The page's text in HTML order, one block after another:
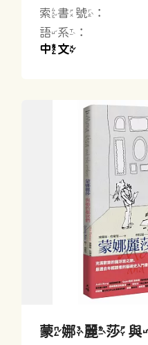
索書號：
語系：
中文
蒙娜麗莎